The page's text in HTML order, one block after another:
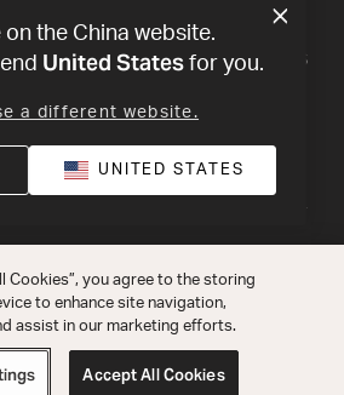
3 上海电音马兰士电子有限公司 © 2026
Industries, Incorporated 版权所有
on the China website.
United States for you.
a different website.
UNITED STATES
Cookies”, you agree to the storing
to enhance site navigation,
assist in our marketing efforts.
Accept All Cookies